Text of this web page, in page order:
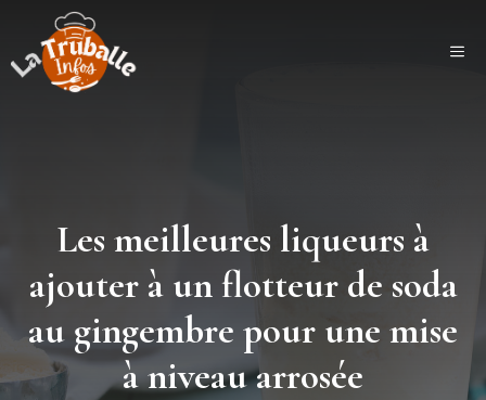
contenu
Les meilleures liqueurs à
ajouter à un flotteur de soda
au gingembre pour une mise
à niveau arrosée